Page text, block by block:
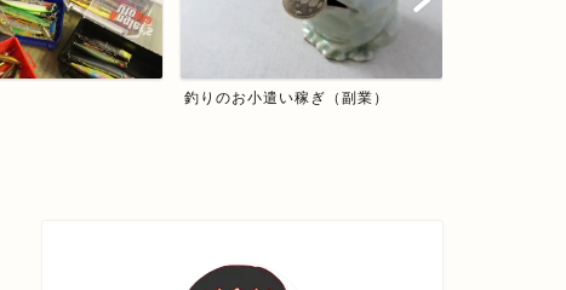
釣りのお小遣い稼ぎ（副業）